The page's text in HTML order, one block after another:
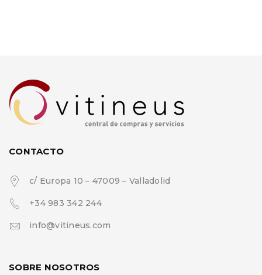
CONTACTO
c/ Europa 10 – 47009 – Valladolid
+34 983 342 244
info@vitineus.com
SOBRE NOSOTROS